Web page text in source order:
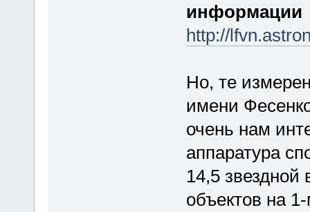
информации
http://
Но, те
имени
очень нам
аппаратура
14,5
объектов на